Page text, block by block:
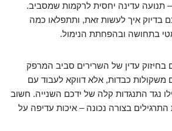
תנועה עדינה יחסית לרקמות שמסביב.
בדיוק איך לעשות זאת, ותתפלאו כמה
בתחושה ובהפחתת הנימול.
עדין של השרירים סביב המרפק
משקולות כבדות, אלא דווקא לעבוד עם
נגד התנגדות קלה של ידכם השנייה. חשוב
בצורה נכונה – איכות עדיפה על